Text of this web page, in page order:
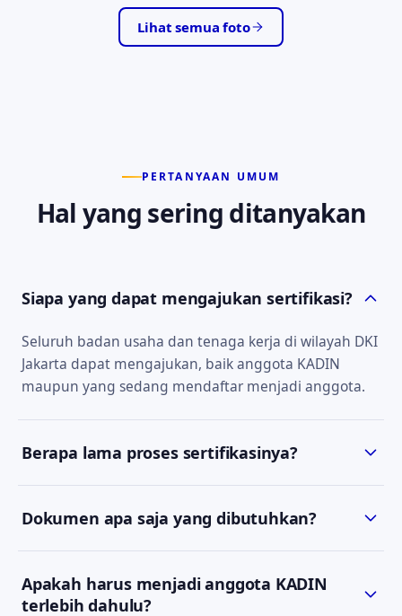
RAPAT KERJA II/2016 RAPAT KERJA II/2016
Lihat semua foto
PERTANYAAN UMUM
Hal yang sering ditanyakan
Siapa yang dapat mengajukan sertifikasi?
Seluruh badan usaha dan tenaga kerja di wilayah DKI
Jakarta dapat mengajukan, baik anggota KADIN
maupun yang sedang mendaftar menjadi anggota.
Berapa lama proses sertifikasinya?
kelengkapan dokumen. Tim kami akan
Dokumen apa saja yang dibutuhkan?
Anda menghubungi kami via WhatsApp, kami akan
mengirimkan daftar dokumen yang sesuai.
Apakah harus menjadi anggota KADIN
terlebih dahulu?